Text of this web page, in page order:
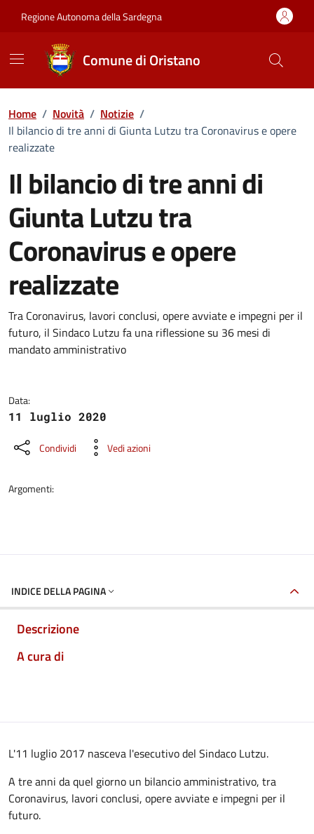
Regione Autonoma della Sardegna
Comune di Oristano
Home / Novità / Notizie /
Il bilancio di tre anni di Giunta Lutzu tra Coronavirus e opere
realizzate
Il bilancio di tre anni di
Giunta Lutzu tra
Coronavirus e opere
realizzate
Dettagli della notizia
Tra Coronavirus, lavori conclusi, opere avviate e impegni per il
futuro, il Sindaco Lutzu fa una riflessione su 36 mesi di
mandato amministrativo
Data:
11 luglio 2020
Condividi Vedi azioni
Argomenti:
INDICE DELLA PAGINA
Descrizione
A cura di
L'11 luglio 2017 nasceva l'esecutivo del Sindaco Lutzu.
A tre anni da quel giorno un bilancio amministrativo, tra
Coronavirus, lavori conclusi, opere avviate e impegni per il
futuro.